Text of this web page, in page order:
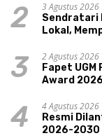
2
3 Agustus 2026
Sendratari
Lokal,
3
2 Agustus 2026
Fapet
Award 2026
4
4 Agustus 2026
Resmi
2026-2030